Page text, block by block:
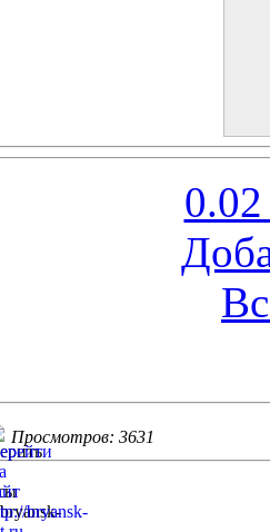
Просмотров: 3631